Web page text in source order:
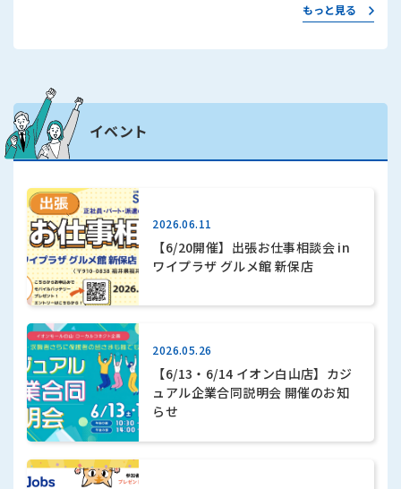
もっと見る
イベント
2026.06.11
【6/20開催】出張お仕事相談会 in
ワイプラザ グルメ館 新保店
2026.05.26
【6/13・6/14 イオン白山店】カジ
ュアル企業合同説明会 開催のお知
らせ